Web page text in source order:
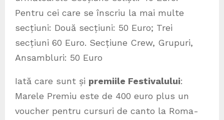
Pentru cei care se înscriu la mai multe
secțiuni: Două secțiuni: 50 Euro; Trei
secțiuni 60 Euro. Secțiune Crew, Grupuri,
Ansambluri: 50 Euro
Iată care sunt și premiile Festivalului:
Marele Premiu este de 400 euro plus un
voucher pentru cursuri de canto la Roma-